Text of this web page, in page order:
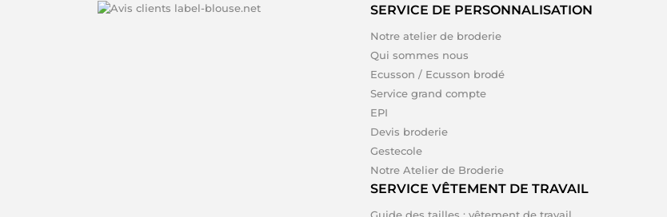
SERVICE DE PERSONNALISATION
Notre atelier de broderie
Qui sommes nous
Ecusson / Ecusson brodé
Service grand compte
EPI
Devis broderie
Gestecole
Notre Atelier de Broderie
SERVICE VÊTEMENT DE TRAVAIL